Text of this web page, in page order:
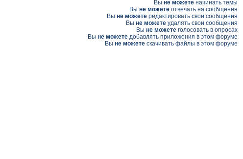
Вы не можете начинать темы
Вы не можете отвечать на сообщения
Вы не можете редактировать свои сообщения
Вы не можете удалять свои сообщения
Вы не можете голосовать в опросах
Вы не можете добавлять приложения в этом форуме
Вы не можете скачивать файлы в этом форуме